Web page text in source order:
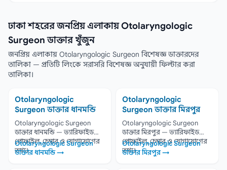
ঢাকা শহরের জনপ্রিয় এলাকায় Otolaryngologic
Surgeon ডাক্তার খুঁজুন
জনপ্রিয় এলাকায় Otolaryngologic Surgeon বিশেষজ্ঞ ডাক্তারদের
তালিকা — প্রতিটি লিংকে সরাসরি বিশেষজ্ঞ অনুযায়ী ফিল্টার করা
তালিকা।
Otolaryngologic
Surgeon ডাক্তার ধানমন্ডি
Otolaryngologic Surgeon
ডাক্তার ধানমন্ডি — ভ্যারিফাইড
প্রোফাইল, চেম্বার ও যোগাযোগের
তথ্য।
Otolaryngologic Surgeon
ডাক্তার ধানমন্ডি →
Otolaryngologic
Surgeon ডাক্তার মিরপুর
Otolaryngologic Surgeon
ডাক্তার মিরপুর — ভ্যারিফাইড
প্রোফাইল, চেম্বার ও যোগাযোগের
তথ্য।
Otolaryngologic Surgeon
ডাক্তার মিরপুর →